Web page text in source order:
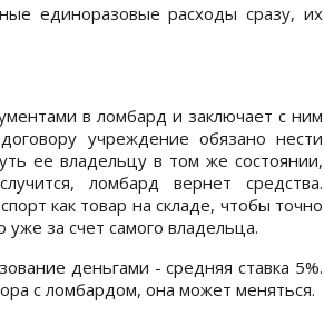
единоразовые расходы сразу, их
в ломбард и заключает с ним
учреждение обязано нести
ее владельцу в том же состоянии,
ломбард вернет средства.
как товар на складе, чтобы точно
за счет самого владельца.
деньгами - средняя ставка 5%.
с ломбардом, она может меняться.